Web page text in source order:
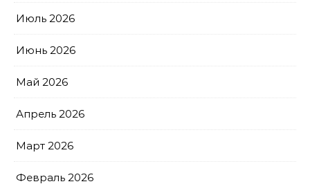
Июль 2026
Июнь 2026
Май 2026
Апрель 2026
Март 2026
Февраль 2026